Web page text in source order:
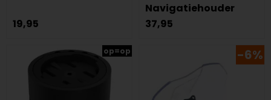
19,95
Navigatiehouder
37,95
op=op -6%